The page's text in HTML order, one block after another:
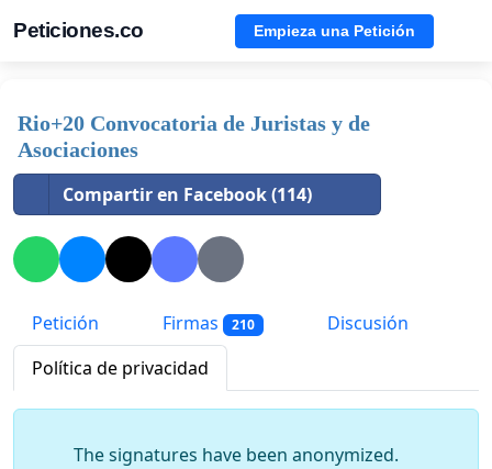
Peticiones.co Empieza una Petición
Rio+20 Convocatoria de Juristas y de
Asociaciones
Compartir en Facebook (114)
Petición Firmas 210
Discusión
Política de privacidad
The signatures have been anonymized.